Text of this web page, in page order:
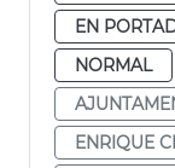
EN
NORMAL
ENRIQUE